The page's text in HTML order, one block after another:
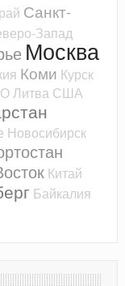
Санкт-
Запад
Москва
Коми Курск
Литва США
Новосибирск
Китай
Байкалия